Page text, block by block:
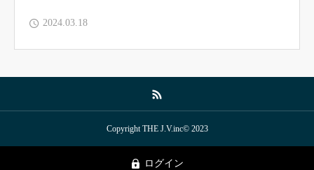
2024.03.18
Copyright THE J.V.inc© 2023
ログイン
Contact